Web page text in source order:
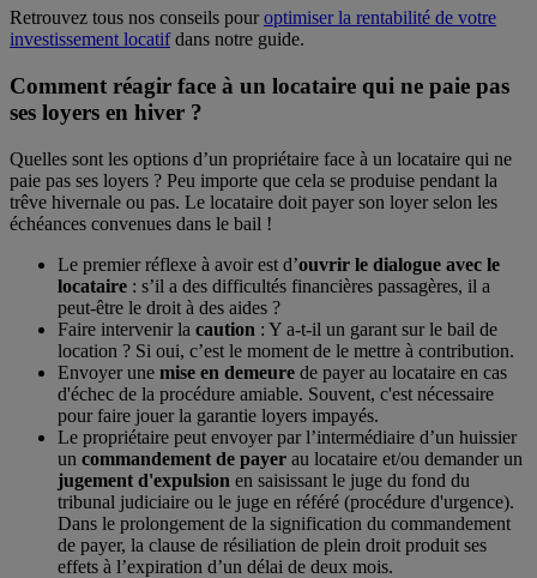
Retrouvez tous nos conseils pouroptimiser la rentabilité de votre
investissement locatifdans notre guide.
Comment réagir face à un locataire qui ne paie pas
ses loyers en hiver ?
Quelles sont les options d’un propriétaire face à un locataire qui ne
paie pas ses loyers ? Peu importe que cela se produise pendant la
trêve hivernale ou pas. Le locataire doit payer son loyer selon les
échéances convenues dans le bail !
Le premier réflexe à avoir est d’ouvrir le dialogue avec le
locataire : s’il a des difficultés financières passagères, il a
peut-être le droit à des aides ?
Faire intervenir la caution : Y a-t-il un garant sur le bail de
location ? Si oui, c’est le moment de le mettre à contribution.
Envoyer une mise en demeure de payer au locataire en cas
d'échec de la procédure amiable. Souvent, c'est nécessaire
pour faire jouer la garantie loyers impayés.
Le propriétaire peut envoyer par l’intermédiaire d’un huissier
un commandement de payer au locataire et/ou demander un
jugement d'expulsion en saisissant le juge du fond du
tribunal judiciaire ou le juge en référé (procédure d'urgence).
Dans le prolongement de la signification du commandement
de payer, la clause de résiliation de plein droit produit ses
effets à l’expiration d’un délai de deux mois.